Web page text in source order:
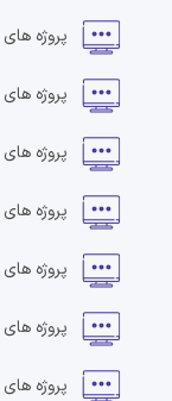
پروژه های
پروژه های
پروژه های
پروژه های
پروژه های
پروژه های
پروژه های